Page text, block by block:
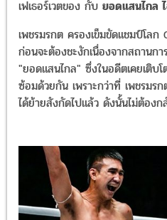
เฟเธอร์เวตของ กับ ยอดแสนไกล
เพชรมรกต ครองเข็มขัดแชมป์โลก
ก่อนจะต้องชะงักเนื่องจากสถาน
"ยอดแสนไกล" ซึ่งในอดีตเคยเติบ
ซ้อมด้วยกัน เพราะกว่าที่ เพชรมร
ได้ย้ายสังกัดไปแล้ว ดังนั้นไม่ต้องก